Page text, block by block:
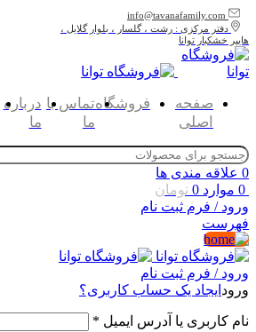
دفتر مرکزی : رشت ، گلسار ، بلوار گلایل ،
هایپر خشکبار توانا
صفحه
اصلی
فروشگاهتماس با
ما
درباره
ما
0 علاقه مندی ها
0 موارد 0 تومان
ورود / فرم ثبت نام
فهرست
ورود / فرم ثبت نام
ورود ایجاد یک حساب کاربری؟
نام کاربری یا آدرس ایمیل *